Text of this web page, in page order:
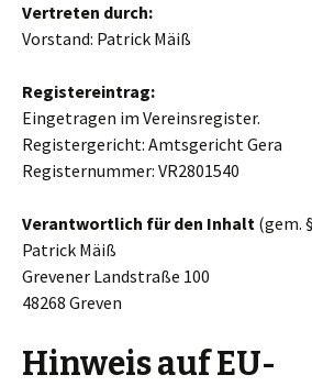
Vertreten durch:
Vorstand: Patrick Mäiß
Registereintrag:
Eingetragen im Vereinsregister.
Registergericht: Amtsgericht Gera
Registernummer: VR2801540
Verantwortlich für den Inhalt (gem.
Patrick Mäiß
Grevener Landstraße 100
48268 Greven
Hinweis auf EU-